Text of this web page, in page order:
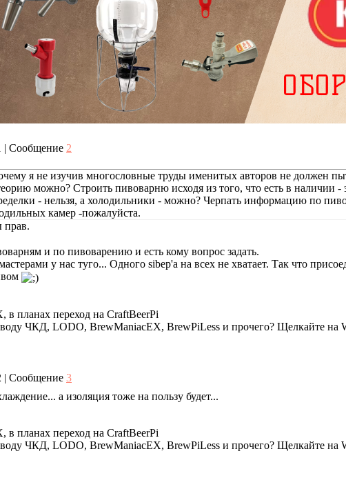
| Сообщение 2
я не изучив многословные труды именитых авторов не должен
можно? Строить пивоварню исходя из того, что есть в наличии -
- нельзя, а холодильники - можно? Черпать информацию по
камер -пожалуйста.
прав.
и по пивоварению и есть кому вопрос задать.
у нас туго... Одного sibep'a на всех не хватает. Так что
планах переход на CraftBeerPi
ЧКД, LODO, BrewManiacEX, BrewPiLess и прочего? Щелкайте на
| Сообщение 3
а изоляция тоже на пользу будет...
планах переход на CraftBeerPi
ЧКД, LODO, BrewManiacEX, BrewPiLess и прочего? Щелкайте на